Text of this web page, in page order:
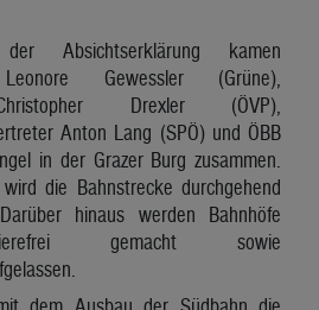
Absichtserklärung kamen
Leonore Gewessler (Grüne),
Drexler (ÖVP),
Anton Lang (SPÖ) und ÖBB
in der Grazer Burg zusammen.
die Bahnstrecke durchgehend
hinaus werden Bahnhöfe
gemacht sowie